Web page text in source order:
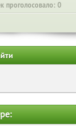
проголосовало: 0